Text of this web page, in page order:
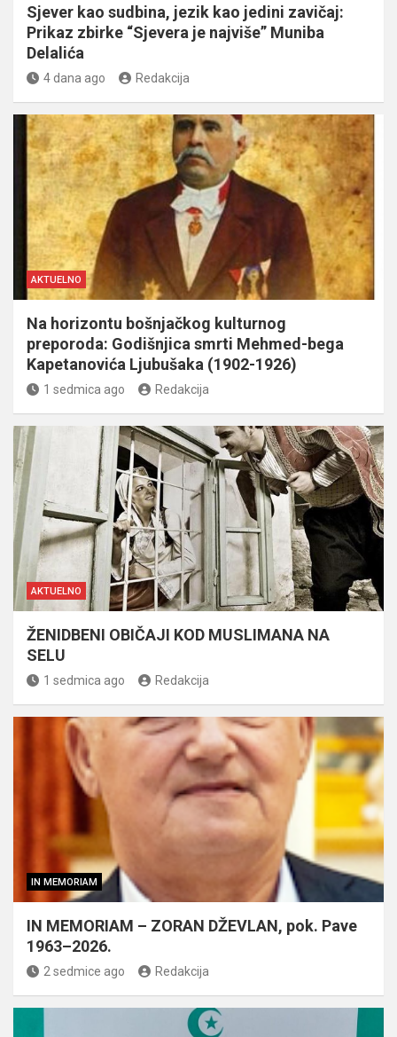
Sjever kao sudbina, jezik kao jedini zavičaj:
Prikaz zbirke “Sjevera je najviše” Muniba
Delalića
4 dana ago Redakcija
AKTUELNO
Na horizontu bošnjačkog kulturnog
preporoda: Godišnjica smrti Mehmed-bega
Kapetanovića Ljubušaka (1902-1926)
1 sedmica ago Redakcija
AKTUELNO
ŽENIDBENI OBIČAJI KOD MUSLIMANA NA
SELU
1 sedmica ago Redakcija
IN MEMORIAM
IN MEMORIAM – ZORAN DŽEVLAN, pok. Pave
1963–2026.
2 sedmice ago Redakcija